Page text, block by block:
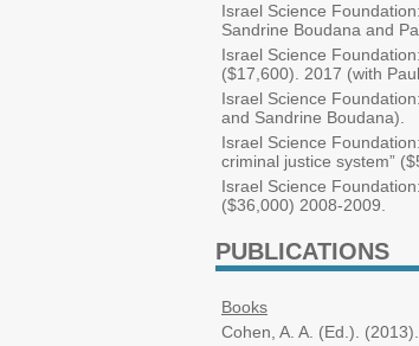
Israel Science
Sandrine Boudana and
Israel Science
($17,600). 2017 (with
Israel Science
and Sandrine Boudana).
Israel Science
criminal justice system”
Israel Science
($36,000) 2008-2009.
PUBLICATIONS
Books
Cohen, A. A. (Ed.). (2013).